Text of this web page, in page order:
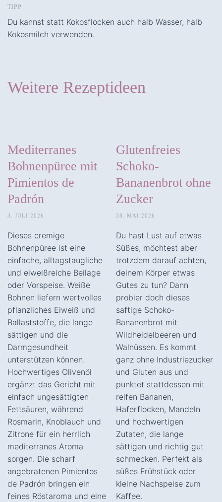
TIPP
Du kannst statt Kokosflocken auch halb Wasser, halb
Kokosmilch verwenden.
Weitere Rezeptideen
Mediterranes
Bohnenpüree mit
Pimientos de
Padrón
3. JULI 2026
Dieses cremige
Bohnenpüree ist eine
einfache, alltagstaugliche
und eiweißreiche Beilage
oder Vorspeise. Weiße
Bohnen liefern wertvolles
pflanzliches Eiweiß und
Ballaststoffe, die lange
sättigen und die
Darmgesundheit
unterstützen können.
Hochwertiges Olivenöl
ergänzt das Gericht mit
einfach ungesättigten
Fettsäuren, während
Rosmarin, Knoblauch und
Zitrone für ein herrlich
mediterranes Aroma
sorgen. Die scharf
angebratenen Pimientos
de Padrón bringen ein
feines Röstaroma und eine
Glutenfreies
Schoko-
Bananenbrot ohne
Zucker
28. MAI 2026
Du hast Lust auf etwas
Süßes, möchtest aber
trotzdem darauf achten,
deinem Körper etwas
Gutes zu tun? Dann
probier doch dieses
saftige Schoko-
Bananenbrot mit
Wildheidelbeeren und
Walnüssen. Es kommt
ganz ohne Industriezucker
und Gluten aus und
punktet stattdessen mit
reifen Bananen,
Haferflocken, Mandeln
und hochwertigen
Zutaten, die lange
sättigen und richtig gut
schmecken. Perfekt als
süßes Frühstück oder
kleine Nachspeise zum
Kaffee.